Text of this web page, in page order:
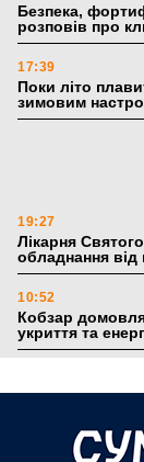
Безпека,
розповів про
17:39
Поки літо
зимовим
19:27
Лікарня
обладнання від
10:52
Кобзар
укриття та
Понад 8
та іншим